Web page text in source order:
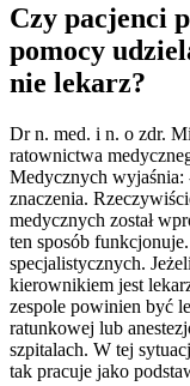
Czy pacjenci
pomocy
nie lekarz?
Dr n. med. i n. o zdr.
ratownictwa
Medycznych wyjaśnia:
znaczenia.
medycznych został
ten sposób
specjalistycznych.
kierownikiem jest
zespole powinien być
ratunkowej lub
szpitalach. W tej
tak pracuje jako